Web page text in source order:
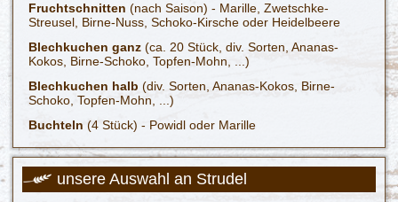
Fruchtschnitten (nach Saison) - Marille, Zwetschke-
Streusel, Birne-Nuss, Schoko-Kirsche oder Heidelbeere
Blechkuchen ganz(ca. 20 Stück, div. Sorten, Ananas-
Kokos, Birne-Schoko, Topfen-Mohn, ...)
Blechkuchen halb(div. Sorten, Ananas-Kokos, Birne-
Schoko, Topfen-Mohn, ...)
Buchteln (4 Stück) - Powidl oder Marille
unsere Auswahl an Strudel